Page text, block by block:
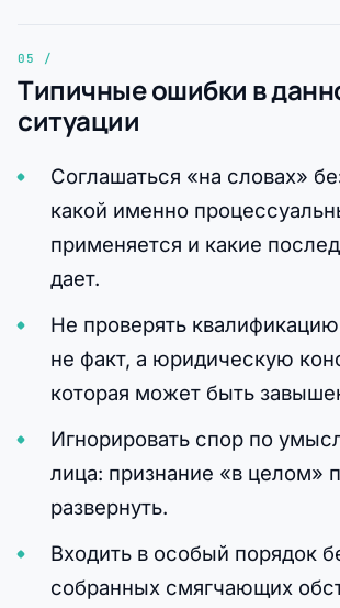
Типичные ошибки в
ситуации
Соглашаться «на словах»
какой именно
применяется и какие
дает.
Не проверять
не факт, а юридическую
которая может быть
Игнорировать спор по
лица: признание «в целом»
развернуть.
Входить в особый порядок
собранных смягчающих